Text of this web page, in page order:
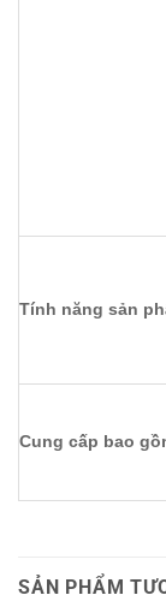
Tính năng sản
Cung cấp bao
SẢN PHẨM